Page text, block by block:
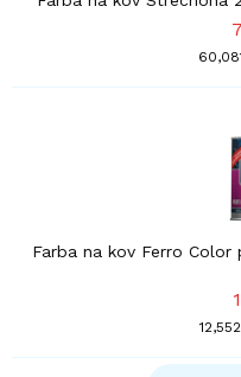
Farba na kov Ferro Color